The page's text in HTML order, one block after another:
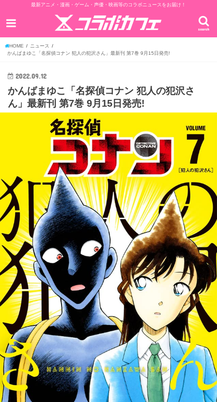
最新アニメ・漫画・ゲーム・声優・映画等のコラボニュースをお届け！
search
HOME
ニュース
かんばまゆこ「名探偵コナン 犯人の犯沢さん」最新刊 第7巻 9月15日発売!
2022.09.12
かんばまゆこ「名探偵コナン 犯人の犯沢さ
ん」最新刊 第7巻 9月15日発売!